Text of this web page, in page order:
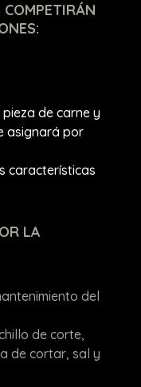
pieza de carne y
asignará por
características
LA
del
de corte,
de cortar, sal y